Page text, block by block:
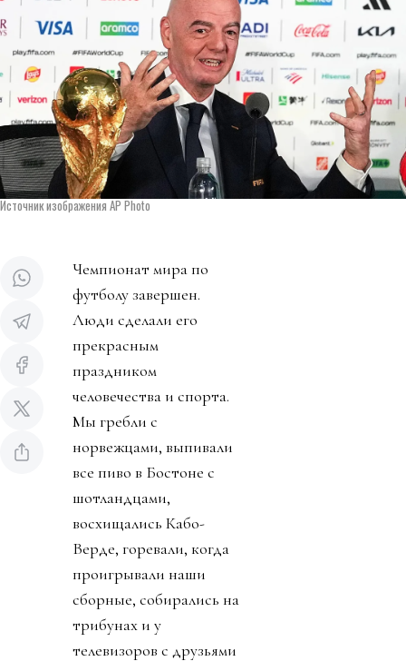
Источник изображения AP Photo
Чемпионат мира по
футболу завершен.
Люди сделали его
прекрасным
праздником
человечества и спорта.
Мы гребли с
норвежцами, выпивали
все пиво в Бостоне с
шотландцами,
восхищались Кабо-
Верде, горевали, когда
проигрывали наши
сборные, собирались на
трибунах и у
телевизоров с друзьями